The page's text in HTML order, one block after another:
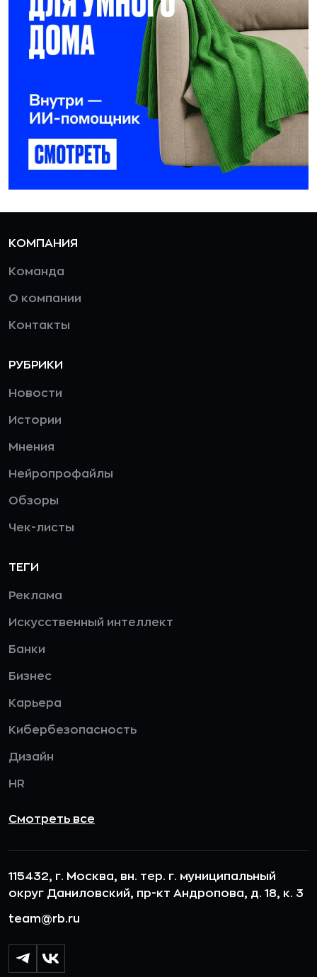
КОМПАНИЯ
Команда
О компании
Контакты
РУБРИКИ
Новости
Истории
Мнения
Нейропрофайлы
Обзоры
Чек-листы
ТЕГИ
Реклама
Искусственный интеллект
Банки
Бизнес
Карьера
Кибербезопасность
Дизайн
HR
Смотреть все
115432, г. Москва, вн. тер. г. муниципальный
округ Даниловский, пр-кт Андропова, д. 18, к. 3
team@rb.ru